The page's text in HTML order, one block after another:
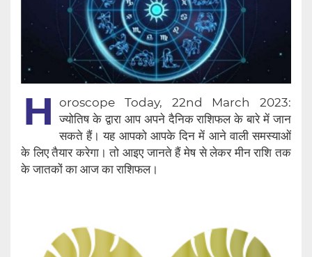
H oroscope Today, 22nd March 2023:
ज्योतिष के द्वारा आप अपने दैनिक राशिफल के बारे में जान
सकते हैं। यह आपको आपके दिन में आने वाली समस्याओं
के लिए तैयार करेगा। तो आइए जानते हैं मेष से लेकर मीन राशि तक
के जातकों का आज का राशिफल।